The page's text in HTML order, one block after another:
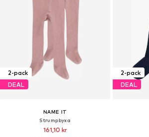
2-pack
DEAL
NAME IT
Strumpbyxa
161,10 kr
2-pack
DEAL